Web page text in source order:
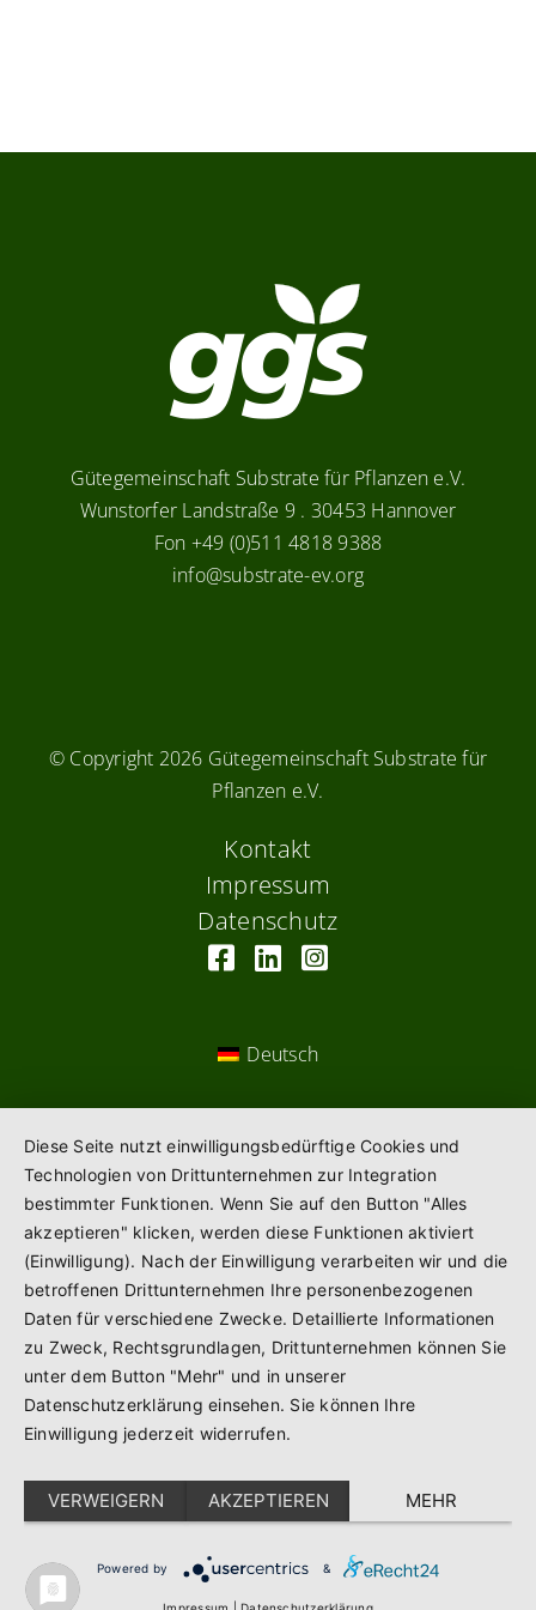
Gütegemeinschaft Substrate für Pflanzen e.V.
Wunstorfer Landstraße 9 . 30453 Hannover
Fon +49 (0)511 4818 9388
info@substrate-ev.org
© Copyright 2026 Gütegemeinschaft Substrate für
Pflanzen e.V.
Kontakt
Impressum
Datenschutz
Deutsch
Diese Seite nutzt einwilligungsbedürftige Cookies und
Technologien von Drittunternehmen zur Integration
bestimmter Funktionen. Wenn Sie auf den Button "Alles
akzeptieren" klicken, werden diese Funktionen aktiviert
(Einwilligung). Nach der Einwilligung verarbeiten wir und die
betroffenen Drittunternehmen Ihre personenbezogenen
Daten für verschiedene Zwecke. Detaillierte Informationen
zu Zweck, Rechtsgrundlagen, Drittunternehmen können Sie
unter dem Button "Mehr" und in unserer
Datenschutzerklärung einsehen. Sie können Ihre
Einwilligung jederzeit widerrufen.
VERWEIGERN AKZEPTIEREN MEHR
Powered by &